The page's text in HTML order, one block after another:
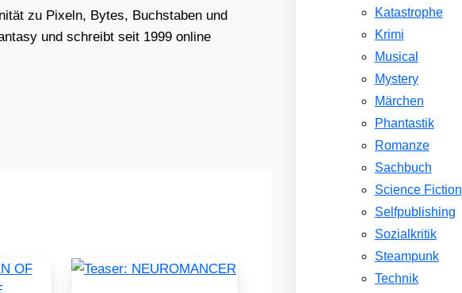
zu Pixeln, Bytes, Buchstaben und
und schreibt seit 1999 online
Katastrophe
Krimi
Musical
Mystery
Märchen
Phantastik
Romanze
Sachbuch
Science Fiction
Selfpublishing
Sozialkritik
Steampunk
Technik